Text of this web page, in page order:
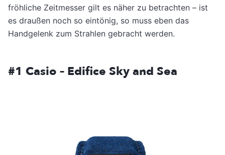
fröhliche Zeitmesser gilt es näher zu betrachten – ist
es draußen noch so eintönig, so muss eben das
Handgelenk zum Strahlen gebracht werden.
#1 Casio – Edifice Sky and Sea